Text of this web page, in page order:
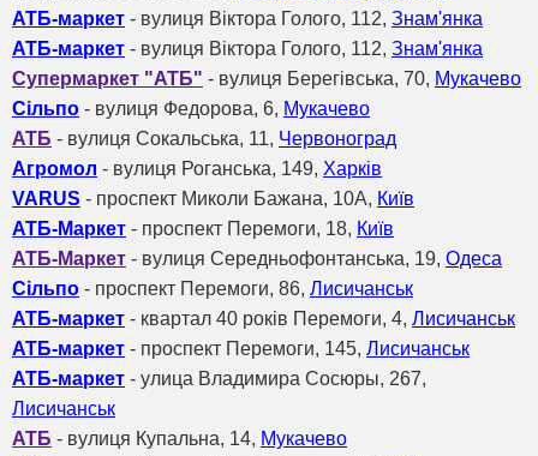
АТБ-маркет - вулиця Віктора Голого, 112, Знам'янка
АТБ-маркет - вулиця Віктора Голого, 112, Знам'янка
Супермаркет "АТБ" - вулиця Берегівська, 70, Мукачево
Сільпо - вулиця Федорова, 6, Мукачево
АТБ - вулиця Сокальська, 11, Червоноград
Агромол - вулиця Роганська, 149, Харків
VARUS - проспект Миколи Бажана, 10А, Київ
АТБ-Маркет - проспект Перемоги, 18, Київ
АТБ-Маркет - вулиця Середньофонтанська, 19, Одеса
Сільпо - проспект Перемоги, 86, Лисичанськ
АТБ-маркет - квартал 40 років Перемоги, 4, Лисичанськ
АТБ-маркет - проспект Перемоги, 145, Лисичанськ
АТБ-маркет - улица Владимира Сосюры, 267,
Лисичанськ
АТБ - вулиця Купальна, 14, Мукачево